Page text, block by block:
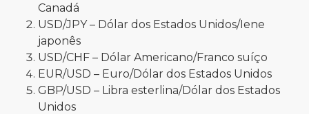
Canadá
USD/JPY – Dólar dos Estados Unidos/Iene
japonês
USD/CHF – Dólar Americano/Franco suíço
EUR/USD – Euro/Dólar dos Estados Unidos
GBP/USD – Libra esterlina/Dólar dos Estados
Unidos